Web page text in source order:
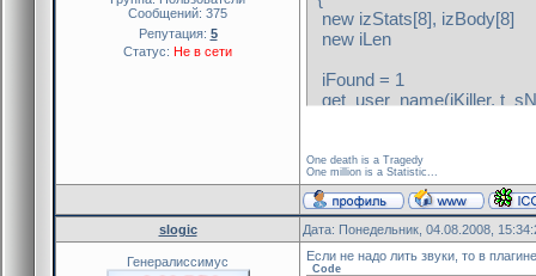
Сообщений: 375
Репутация: 5
Статус: Не в сети
new izStats[8], izBody[8]
new iLen
iFound = 1
get_user_name(iKiller,
iLen = format(sBuffer,
t_sName, t_sWpn,
if (izStats[STATS_HITS])
One death is a Tragedy
One million is a Statistic...
slogic Дата: Понедельник, 04.08.2008,
Генералиссимус Если не надо лить звуки, то в
Code